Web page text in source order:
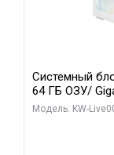
Системный
64 ГБ ОЗУ/
16GB GDDR7
Модель: KW-